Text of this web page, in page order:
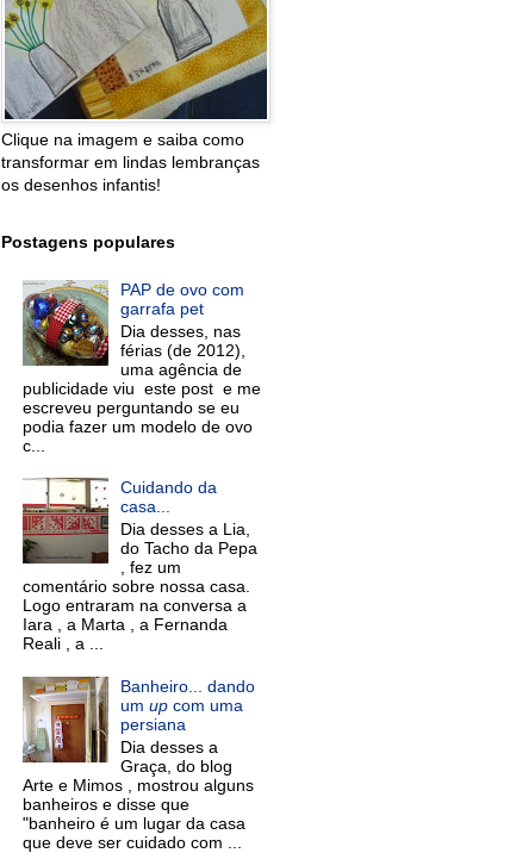
Clique na imagem e saiba como
transformar em lindas lembranças
os desenhos infantis!
Postagens populares
PAP de ovo com
garrafa pet
Dia desses, nas
férias (de 2012),
uma agência de
publicidade viu este post e me
escreveu perguntando se eu
podia fazer um modelo de ovo
c...
Cuidando da
casa...
Dia desses a Lia,
do Tacho da Pepa
, fez um
comentário sobre nossa casa.
Logo entraram na conversa a
Iara , a Marta , a Fernanda
Reali , a ...
Banheiro... dando
umup com uma
persiana
Dia desses a
Graça, do blog
Arte e Mimos , mostrou alguns
banheiros e disse que
"banheiro é um lugar da casa
que deve ser cuidado com ...